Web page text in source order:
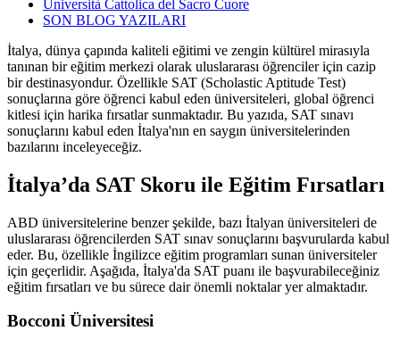
Università Cattolica del Sacro Cuore
SON BLOG YAZILARI
İtalya, dünya çapında kaliteli eğitimi ve zengin kültürel mirasıyla
tanınan bir eğitim merkezi olarak uluslararası öğrenciler için cazip
bir destinasyondur. Özellikle SAT (Scholastic Aptitude Test)
sonuçlarına göre öğrenci kabul eden üniversiteleri, global öğrenci
kitlesi için harika fırsatlar sunmaktadır. Bu yazıda, SAT sınavı
sonuçlarını kabul eden İtalya'nın en saygın üniversitelerinden
bazılarını inceleyeceğiz.
İtalya’da SAT Skoru ile Eğitim Fırsatları
ABD üniversitelerine benzer şekilde, bazı İtalyan üniversiteleri de
uluslararası öğrencilerden SAT sınav sonuçlarını başvurularda kabul
eder. Bu, özellikle İngilizce eğitim programları sunan üniversiteler
için geçerlidir. Aşağıda, İtalya'da SAT puanı ile başvurabileceğiniz
eğitim fırsatları ve bu sürece dair önemli noktalar yer almaktadır.
Bocconi Üniversitesi